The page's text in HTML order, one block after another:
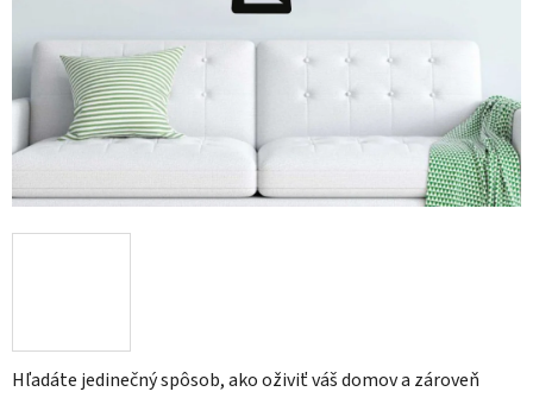
Hľadáte jedinečný spôsob, ako oživiť váš domov a zároveň